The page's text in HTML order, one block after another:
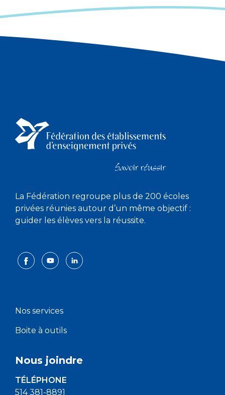
La Fédération regroupe plus de 200 écoles
privées réunies autour d’un même objectif :
guider les élèves vers la réussite.
Nos services
Boite à outils
Nous joindre
TÉLÉPHONE
514 381-8891